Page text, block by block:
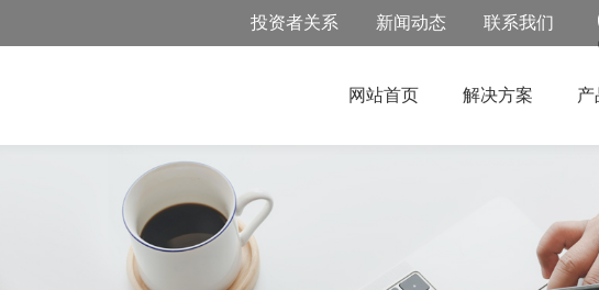
投资者关系 新闻动态 联系我们
网站首页 解决方案 产